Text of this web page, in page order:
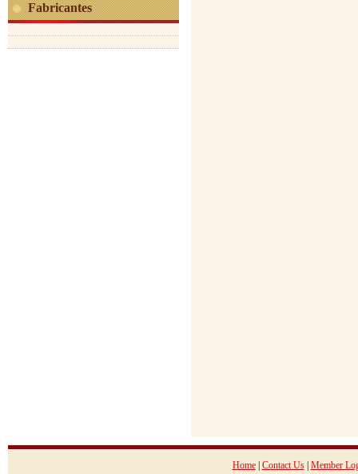
Fabricantes
Home| Contact Us| Member